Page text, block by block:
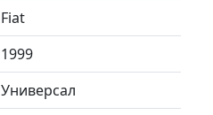
Fiat
1999
Универсал